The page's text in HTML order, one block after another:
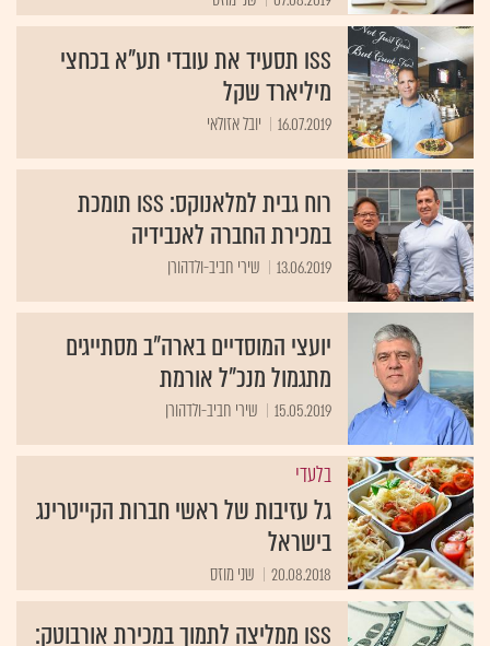
ISS תסעיד את עובדי תע"א בכחצי
מיליארד שקל
16.07.2019 יובל אזולאי
רוח גבית למלאנוקס: ISS תומכת
במכירת החברה לאנבידיה
13.06.2019 שירי חביב-ולדהורן
יועצי המוסדיים בארה"ב מסתייגים
מתגמול מנכ"ל אורמת
15.05.2019 שירי חביב-ולדהורן
בלעדי
גל עזיבות של ראשי חברות הקייטרינג
בישראל
20.08.2018 שני מוזס
ISS ממליצה לתמוך במכירת אורבוטק: